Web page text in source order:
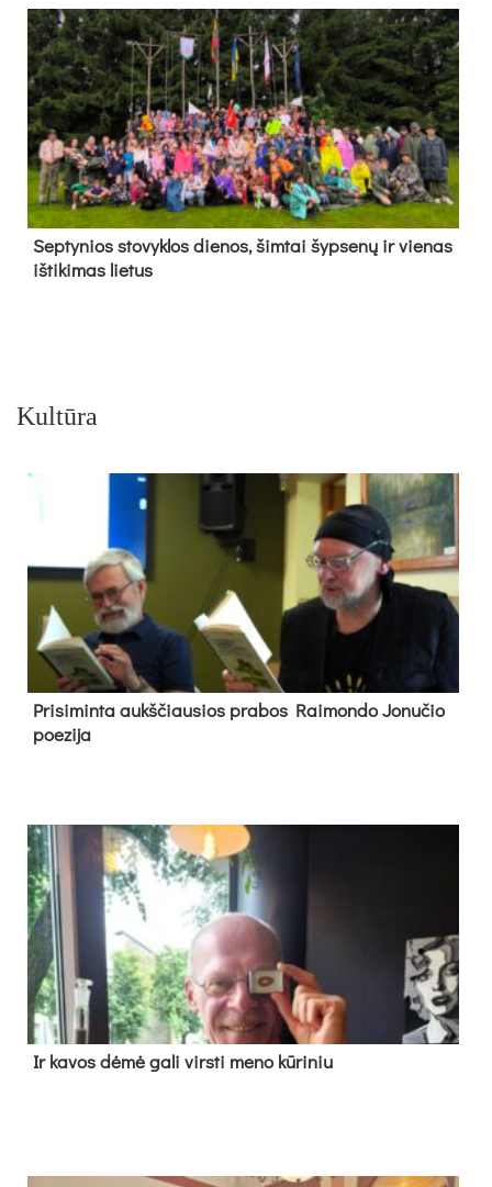
Sep­ty­nios sto­vyk­los die­nos, šim­tai šyp­se­nų ir vie­nas
iš­ti­ki­mas lie­tus
Kultūra
Pri­si­min­ta aukš­čiau­sios pra­bos Rai­mon­do Jo­nu­čio
poe­zi­ja
Ir ka­vos dė­mė ga­li virs­ti me­no kū­ri­niu